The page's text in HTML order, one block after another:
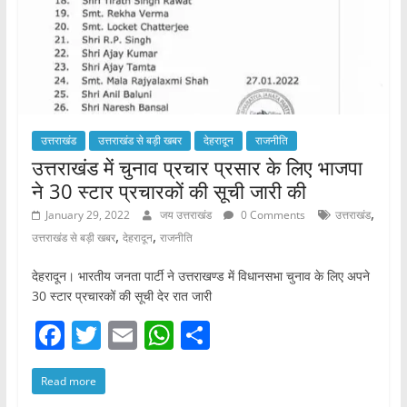
उत्तराखंड उत्तराखंड से बड़ी खबर देहरादून राजनीति
उत्तराखंड में चुनाव प्रचार प्रसार के लिए भाजपा
ने 30 स्टार प्रचारकों की सूची जारी की
January 29, 2022 जय उत्तराखंड 0 Comments उत्तराखंड,
उत्तराखंड से बड़ी खबर, देहरादून, राजनीति
देहरादून। भारतीय जनता पार्टी ने उत्तराखण्ड में विधानसभा चुनाव के लिए अपने
30 स्टार प्रचारकों की सूची देर रात जारी
F
a
c
T
w
itt
E W S
Read more